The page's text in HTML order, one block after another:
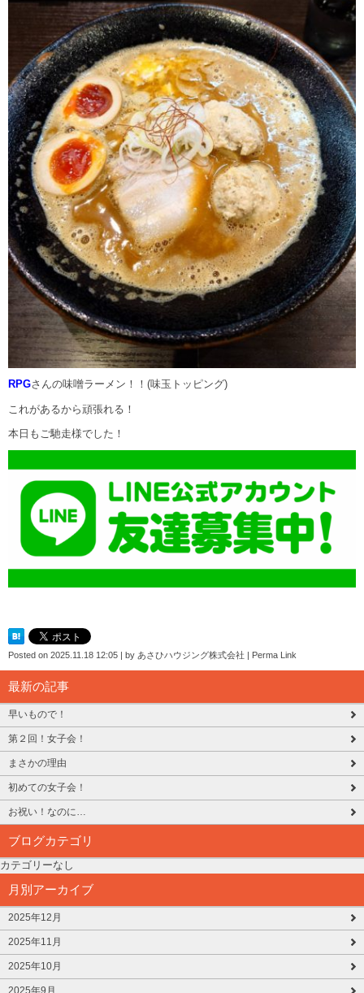
RPGさんの味噌ラーメン！！(味玉トッピング)
これがあるから頑張れる！
本日もご馳走様でした！
Posted on 2025.11.18 12:05 | by あさひハウジング株式会社 | Perma Link
最新の記事
早いもので！
第２回！女子会！
まさかの理由
初めての女子会！
お祝い！なのに…
ブログカテゴリ
カテゴリーなし
月別アーカイブ
2025年12月
2025年11月
2025年10月
2025年9月